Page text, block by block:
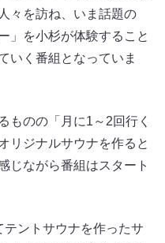
々を訪ね、いま話題の
」を小杉が体験すること
いく番組となっていま
ものの「月に1～2回行く
リジナルサウナを作ると
じながら番組はスタート
ントサウナを作ったサ